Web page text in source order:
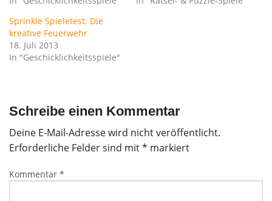
Sprinkle Spieletest: Die
kreative Feuerwehr
18. Juli 2013
In "Geschicklichkeitsspiele"
Schreibe einen Kommentar
Deine E-Mail-Adresse wird nicht veröffentlicht.
Erforderliche Felder sind mit* markiert
Kommentar *